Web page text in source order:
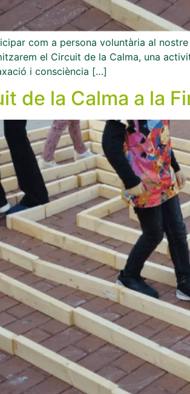
com a persona voluntària al
el Circuit de la Calma, una
i consciència […]
de la Calma a la